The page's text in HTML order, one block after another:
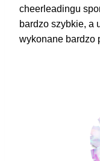
cheerleadingu
bardzo szybkie, a
wykonane bardzo